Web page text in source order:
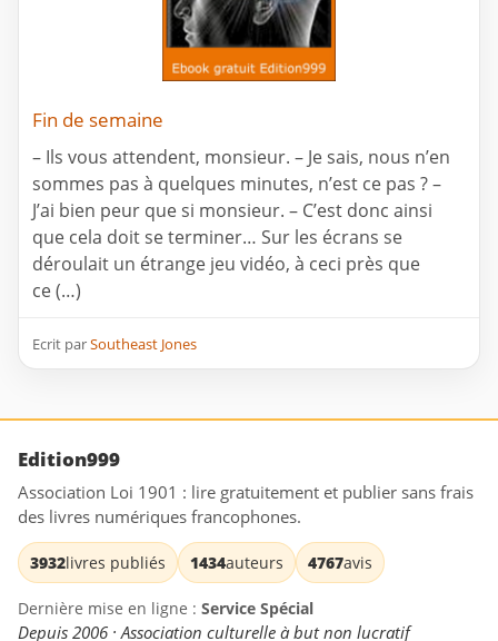
Fin de semaine
– Ils vous attendent, monsieur. – Je sais, nous n’en
sommes pas à quelques minutes, n’est ce pas ? –
J’ai bien peur que si monsieur. – C’est donc ainsi
que cela doit se terminer… Sur les écrans se
déroulait un étrange jeu vidéo, à ceci près que
ce (…)
Ecrit parSoutheast Jones
Edition999
Association Loi 1901 : lire gratuitement et publier sans frais
des livres numériques francophones.
3932livres publiés 1434auteurs 4767avis
Dernière mise en ligne : Service Spécial
Depuis 2006 · Association culturelle à but non lucratif